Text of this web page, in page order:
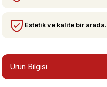
Estetik ve kalite bir arada.
Ürün Bilgisi